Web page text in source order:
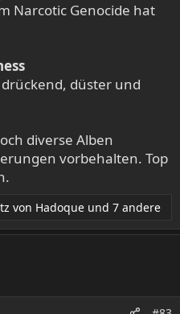
Narcotic Genocide hat
düster und
diverse Alben
vorbehalten. Top
von Hadoque und 7 andere